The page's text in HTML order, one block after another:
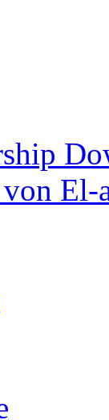
El-